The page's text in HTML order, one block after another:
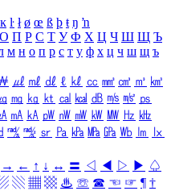
ĸ ŀ ł ø œ ß þ ŧ ŋ ŉ
О П Р С Т У Ф Х Ц Ч Ш Щ Ъ
м н о п р с т у ф х ц ч ш щ ъ
㎕ ㎖ ㎗ ℓ ㎘ ㏄ ㎣ ㎤ ㎥ ㎦
㎎ ㎏ ㏏ ㎈ ㎉ ㏈ ㎧ ㎨ ㎰
㎃ ㎄ ㎺ ㎻ ㎽ ㎾ ㎿ ㎐ ㎑
㎮ ㎯ ㏛ ㎩ ㎪ ㎫ ㎬ ㏝ ㏐
㏓
→ ← ↑ ↓ ↔ 〓 ◁ ◀ ▷ ▶ ♤
▧ ▦ ▩ ♨ ☏ ☎ ☜ ☞ ¶ †